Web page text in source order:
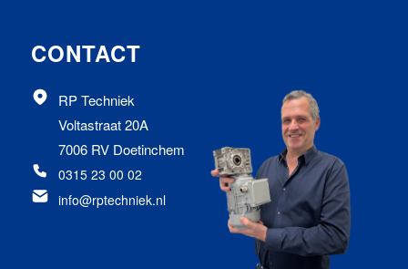
CONTACT
RP Techniek
Voltastraat 20A
7006 RV Doetinchem
0315 23 00 02
info@rptechniek.nl